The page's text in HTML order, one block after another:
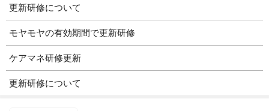
更新研修について
モヤモヤの有効期間で更新研修
ケアマネ研修更新
更新研修について